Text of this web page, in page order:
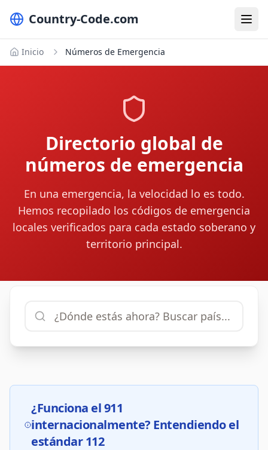
Country-Code.com
Inicio Números de Emergencia
Directorio global de
números de emergencia
En una emergencia, la velocidad lo es todo.
Hemos recopilado los códigos de emergencia
locales verificados para cada estado soberano y
territorio principal.
¿Funciona el 911
internacionalmente? Entendiendo el
estándar 112